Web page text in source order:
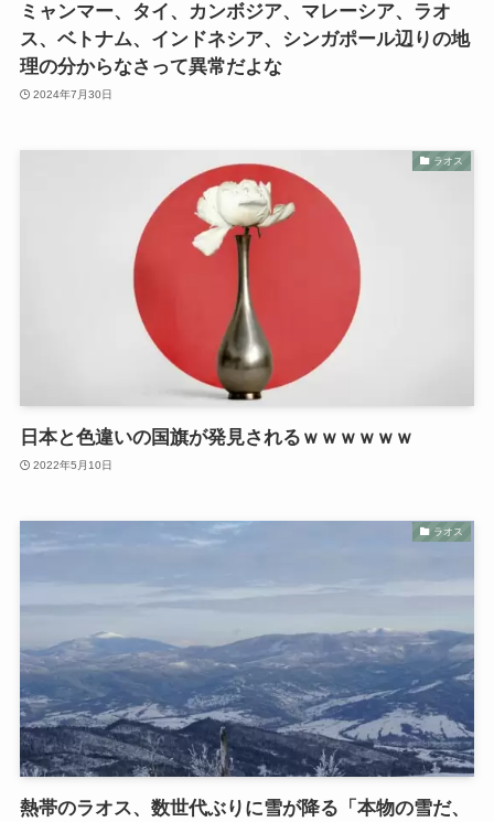
ミャンマー、タイ、カンボジア、マレーシア、ラオ
ス、ベトナム、インドネシア、シンガポール辺りの地
理の分からなさって異常だよな
2024年7月30日
ラオス
日本と色違いの国旗が発見されるｗｗｗｗｗｗ
2022年5月10日
ラオス
熱帯のラオス、数世代ぶりに雪が降る「本物の雪だ、